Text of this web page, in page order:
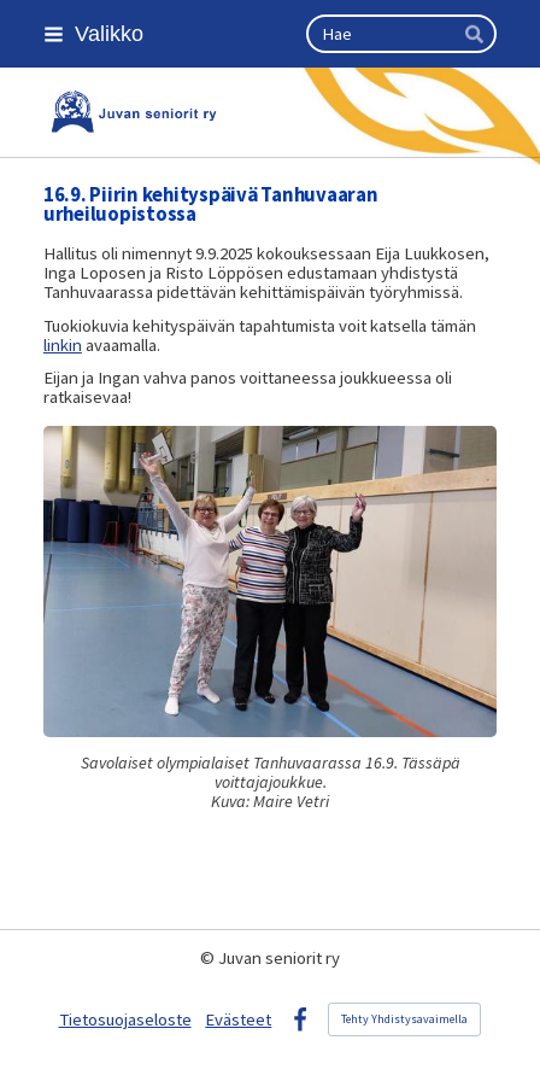
Siirry
sivun
Valikko Haku
Hae
Kansallinen senioriliitto
16.9. Piirin kehityspäivä Tanhuvaaran
urheiluopistossa
Hallitus oli nimennyt 9.9.2025 kokouksessaan Eija Luukkosen,
Inga Loposen ja Risto Löppösen edustamaan yhdistystä
Tanhuvaarassa pidettävän kehittämispäivän työryhmissä.
Tuokiokuvia kehityspäivän tapahtumista voit katsella tämän
linkin avaamalla.
Eijan ja Ingan vahva panos voittaneessa joukkueessa oli
ratkaisevaa!
Savolaiset olympialaiset Tanhuvaarassa 16.9. Tässäpä
voittajajoukkue.
Kuva: Maire Vetri
© Juvan seniorit ry
Tietosuojaseloste
Evästeet
Facebook
Tehty Yhdistysavaimella